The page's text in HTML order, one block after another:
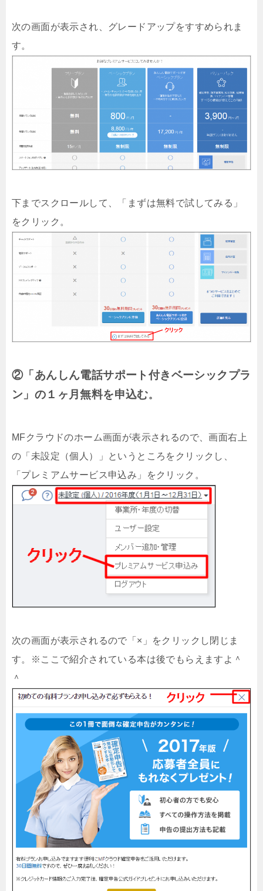
次の画面が表示され、グレードアップをすすめられま
す。
下までスクロールして、「まずは無料で試してみる」
をクリック。
②「あんしん電話サポート付きベーシックプラ
ン」の１ヶ月無料を申込む。
MFクラウドのホーム画面が表示されるので、画面右上
の「未設定（個人）」というところをクリックし、
「プレミアムサービス申込み」をクリック。
次の画面が表示されるので「×」をクリックし閉じま
す。※ここで紹介されている本は後でもらえますよ＾
＾